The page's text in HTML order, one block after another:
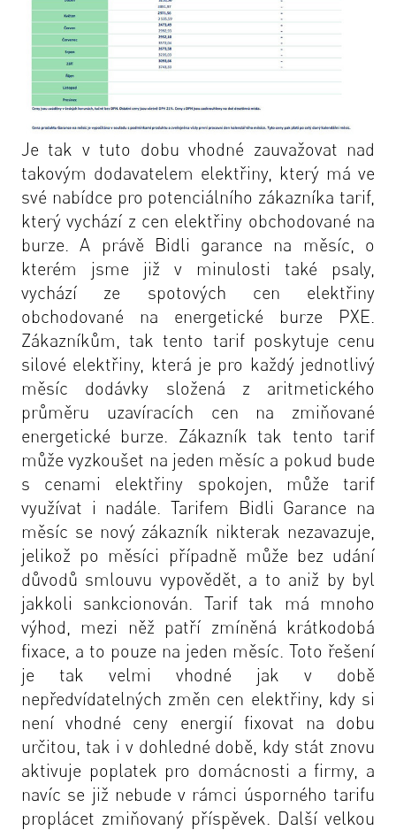
Je tak v tuto dobu vhodné zauvažovat nad
takovým dodavatelem elektřiny, který má ve
své nabídce pro potenciálního zákazníka tarif,
který vychází z cen elektřiny obchodované na
burze. A právě Bidli garance na měsíc, o
kterém jsme již v minulosti také psaly,
vychází ze spotových cen elektřiny
obchodované na energetické burze PXE.
Zákazníkům, tak tento tarif poskytuje cenu
silové elektřiny, která je pro každý jednotlivý
měsíc dodávky složená z aritmetického
průměru uzavíracích cen na zmiňované
energetické burze. Zákazník tak tento tarif
může vyzkoušet na jeden měsíc a pokud bude
s cenami elektřiny spokojen, může tarif
využívat i nadále. Tarifem Bidli Garance na
měsíc se nový zákazník nikterak nezavazuje,
jelikož po měsíci případně může bez udání
důvodů smlouvu vypovědět, a to aniž by byl
jakkoli sankcionován. Tarif tak má mnoho
výhod, mezi něž patří zmíněná krátkodobá
fixace, a to pouze na jeden měsíc. Toto řešení
je tak velmi vhodné jak v době
nepředvídatelných změn cen elektřiny, kdy si
není vhodné ceny energií fixovat na dobu
určitou, tak i v dohledné době, kdy stát znovu
aktivuje poplatek pro domácnosti a firmy, a
navíc se již nebude v rámci úsporného tarifu
proplácet zmiňovaný příspěvek. Další velkou